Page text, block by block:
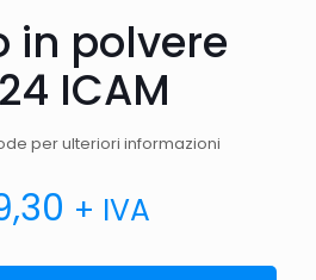
in polvere
ICAM
per ulteriori informazioni
+ IVA